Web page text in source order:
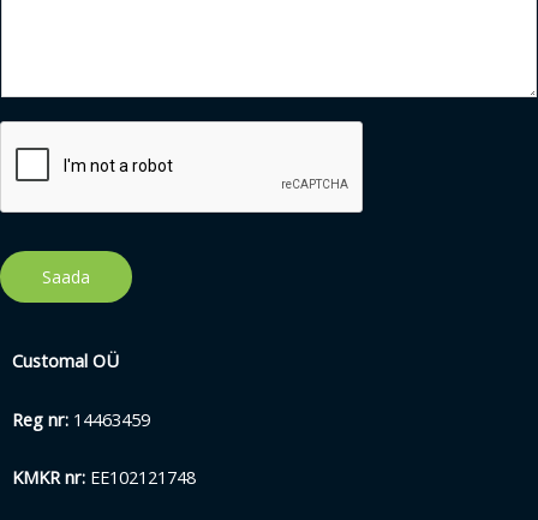
Saada
Customal OÜ
Reg nr: 14463459
KMKR nr: EE102121748